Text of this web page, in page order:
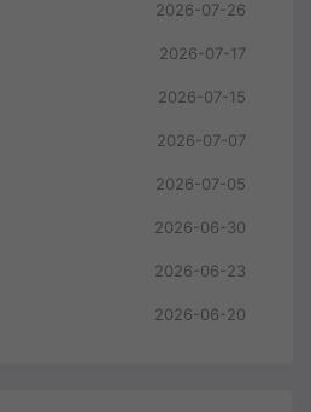
2026-07-26
2026-07-17
2026-07-15
2026-07-07
2026-07-05
2026-06-30
2026-06-23
2026-06-20